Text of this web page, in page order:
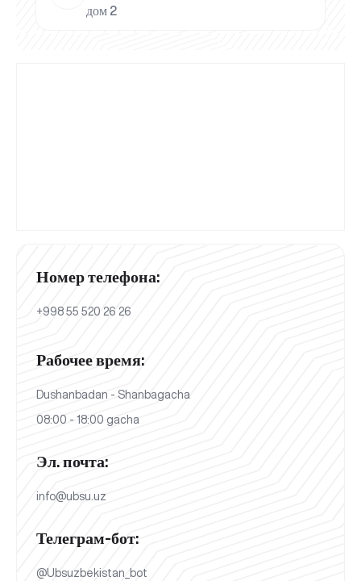
дом 2
Номер телефона:
+998 55 520 26 26
Рабочее время:
Dushanbadan - Shanbagacha
08:00 - 18:00 gacha
Эл. почта:
info@ubsu.uz
Телеграм-бот:
@Ubsuzbekistan_bot